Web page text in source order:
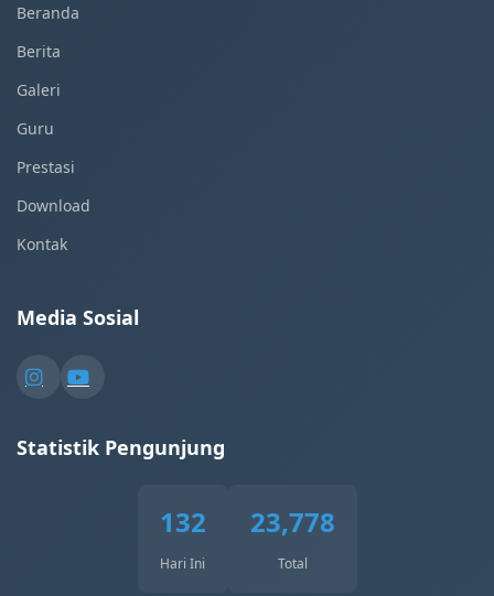
Beranda
Berita
Galeri
Guru
Prestasi
Download
Kontak
Media Sosial
Statistik Pengunjung
132
Hari Ini
23,778
Total